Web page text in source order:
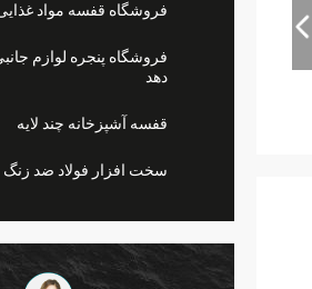
فروشگاه قفسه مواد
فروشگاه پنجره لوازم
دهد
قفسه آشپزخانه چند لایه
سخت افزار فولاد ضد زنگ